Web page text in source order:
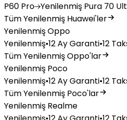
P60 Pro Yenilenmiş Pura 70
Tüm Yenilenmiş Huawei'ler
Yenilenmiş Oppo
Yenilenmiş•12 Ay Garanti•12
Tüm Yenilenmiş Oppo'lar
Yenilenmiş Poco
Yenilenmiş•12 Ay Garanti•12
Tüm Yenilenmiş Poco'lar
Yenilenmiş Realme